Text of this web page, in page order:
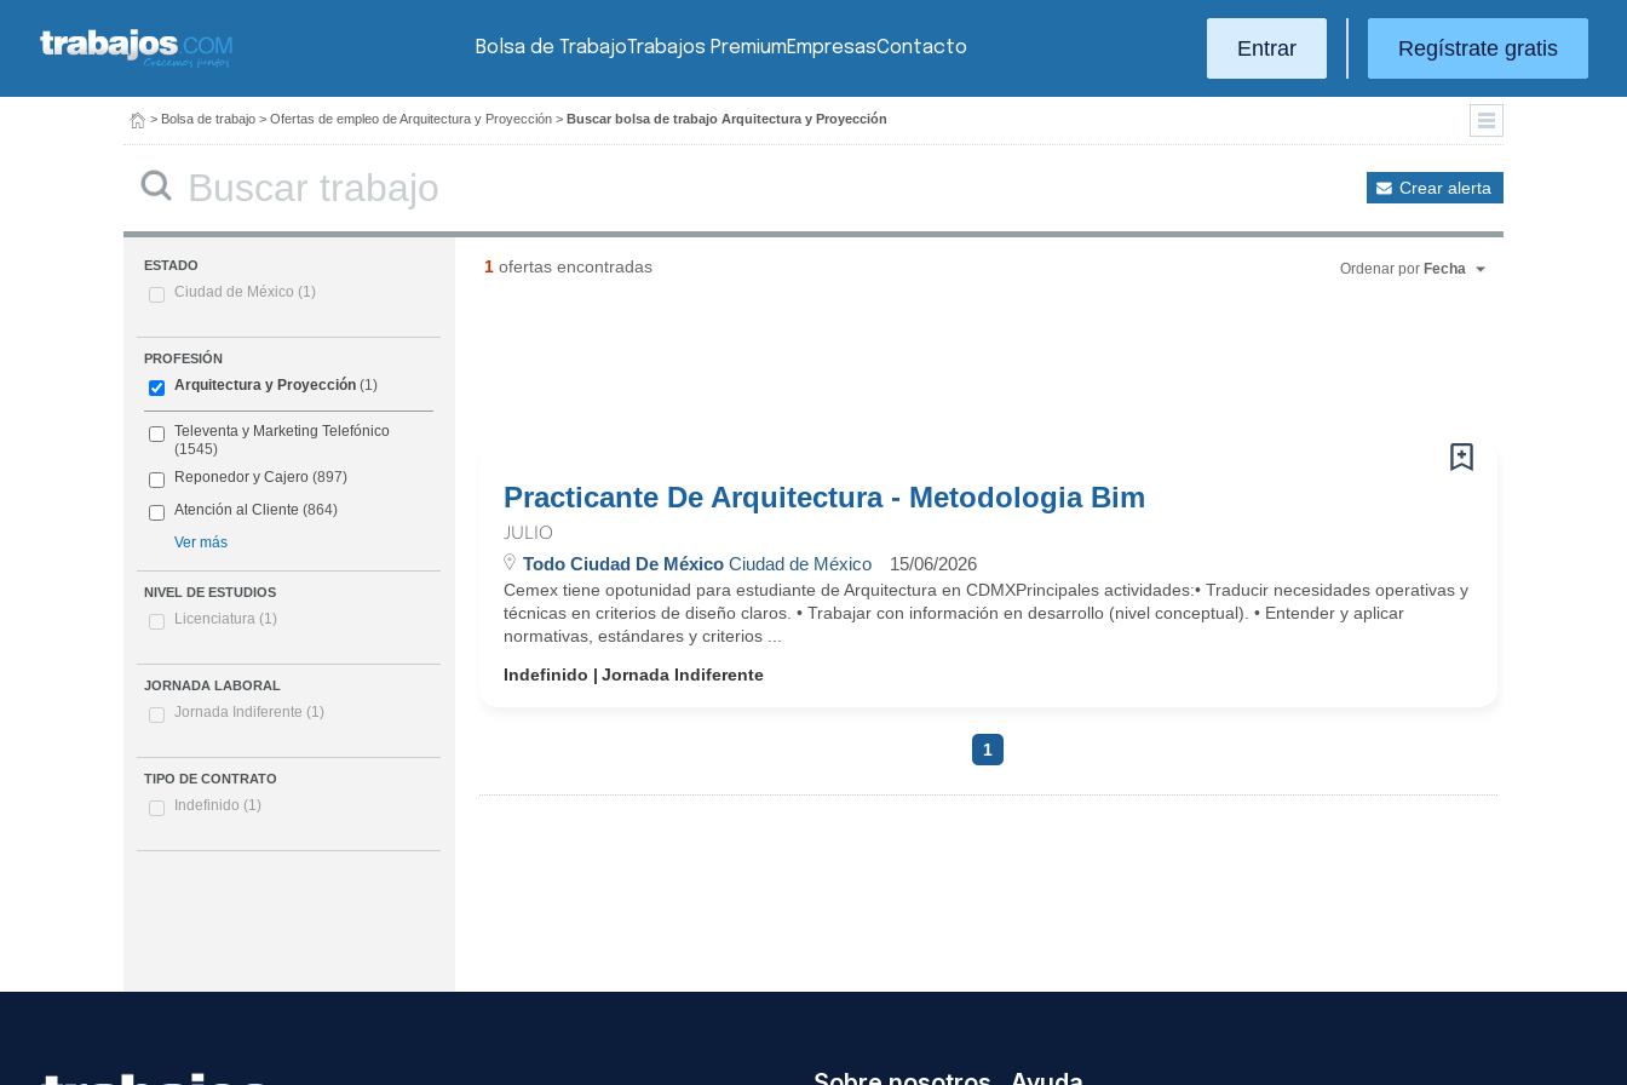
Bolsa de TrabajoTrabajos PremiumEmpresasContacto Entrar Regístrate gratis
> Bolsa de trabajo > Ofertas de empleo de Arquitectura y Proyección > Buscar bolsa de trabajo Arquitectura y Proyección
Crear alerta
ESTADO
Ciudad de México (1)
PROFESIÓN
Arquitectura y Proyección (1)
Televenta y Marketing Telefónico
(1545)
Reponedor y Cajero (897)
Atención al Cliente (864)
Ver más
NIVEL DE ESTUDIOS
Licenciatura (1)
JORNADA LABORAL
Jornada Indiferente (1)
TIPO DE CONTRATO
Indefinido (1)
1ofertas encontradas Ordenar por Fecha
Practicante De Arquitectura - Metodologia Bim
JULIO
Todo Ciudad De MéxicoCiudad de México 15/06/2026
Cemex tiene opotunidad para estudiante de Arquitectura en CDMXPrincipales actividades:• Traducir necesidades operativas y
técnicas en criterios de diseño claros. • Trabajar con información en desarrollo (nivel conceptual). • Entender y aplicar
normativas, estándares y criterios ...
Indefinido
Jornada Indiferente
1